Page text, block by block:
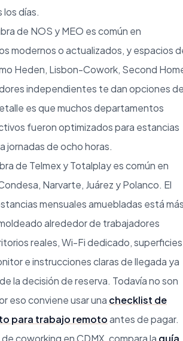
días.
de NOS y MEO es común en
modernos o actualizados, y espacios
Heden, Lisbon-Cowork, Second
independientes te dan opciones
es que muchos departamentos
fueron optimizados para estancias
jornadas de ocho horas.
de Telmex y Totalplay es común en
Narvarte, Juárez y Polanco. El
mensuales amuebladas está
alrededor de trabajadores
reales, Wi-Fi dedicado, superficies
e instrucciones claras de llegada ya
la decisión de reserva. Todavía no son
eso conviene usar una checklist de
para trabajo remotoantes de pagar.